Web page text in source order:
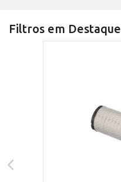
Filtros em Destaque